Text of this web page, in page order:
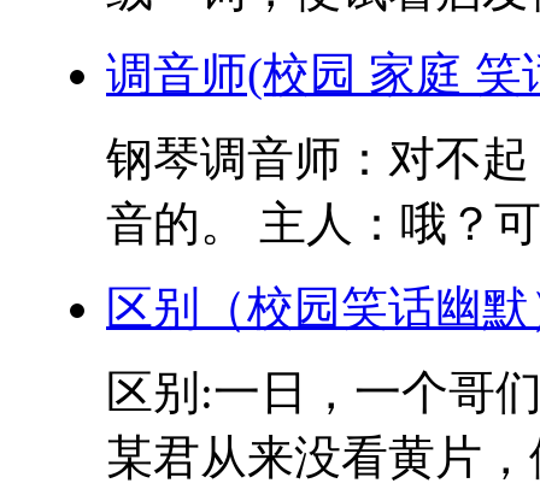
调音师(校园 家庭 笑
钢琴调音师：对不
音的。 主人：哦？
区别（校园笑话幽
区别:一日，一个哥
某君从来没看黄片